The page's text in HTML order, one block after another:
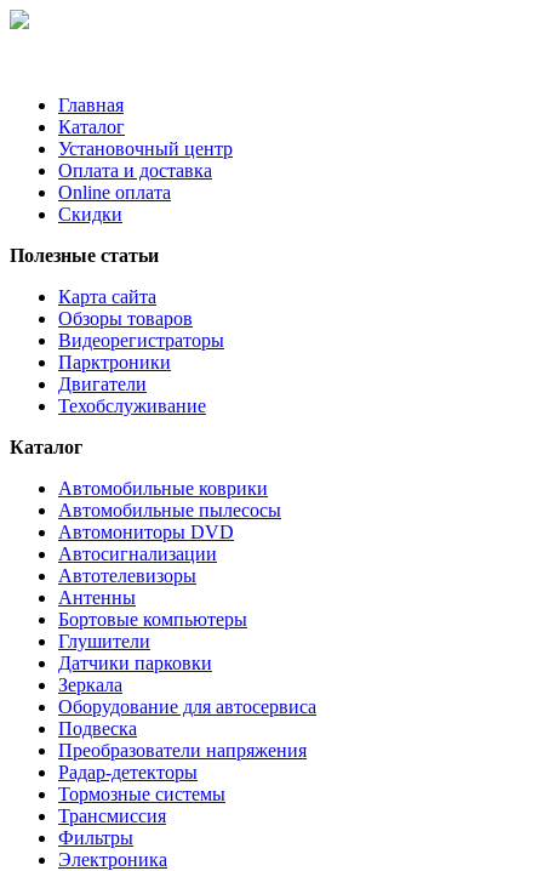
Главная
Каталог
Установочный центр
Оплата и доставка
Online оплата
Скидки
Полезные статьи
Карта сайта
Обзоры товаров
Видеорегистраторы
Парктроники
Двигатели
Техобслуживание
Каталог
Автомобильные коврики
Автомобильные пылесосы
Автомониторы DVD
Автосигнализации
Автотелевизоры
Антенны
Бортовые компьютеры
Глушители
Датчики парковки
Зеркала
Оборудование для автосервиса
Подвеска
Преобразователи напряжения
Радар-детекторы
Тормозные системы
Трансмиссия
Фильтры
Электроника